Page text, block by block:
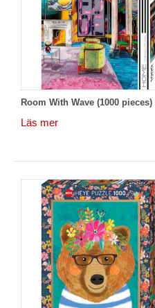
Room With Wave (1000 pieces)
Läs mer